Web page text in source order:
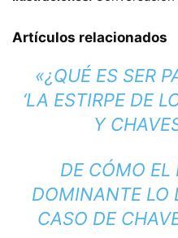
Artículos relacionados
«¿QUÉ ES SER
‘LA ESTIRPE DE
Y
DE CÓMO EL
DOMINANTE LO
CASO DE